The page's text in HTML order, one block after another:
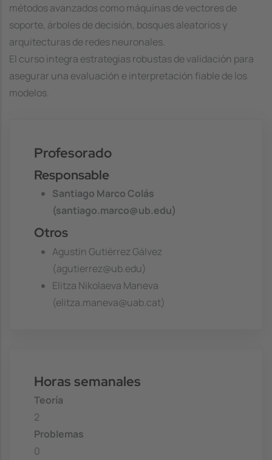
métodos avanzados como máquinas de vectores de
soporte, árboles de decisión, bosques aleatorios y
arquitecturas de redes neuronales.
El curso integra estrategias robustas de validación para
asegurar una evaluación e interpretación fiable de los
modelos.
Profesorado
Responsable
Santiago Marco Colás
(santiago.marco@ub.edu)
Otros
Agustín Gutiérrez Gálvez
(agutierrez@ub.edu)
Elitza Nikolaeva Maneva
(elitza.maneva@uab.cat)
Horas semanales
Teoría
2
Problemas
0